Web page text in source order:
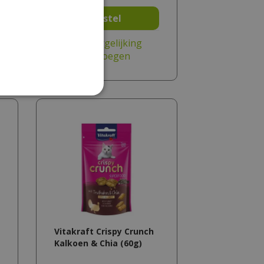
Bestel
Aan vergelijking
toevoegen
Vitakraft Crispy Crunch
Kalkoen & Chia (60g)